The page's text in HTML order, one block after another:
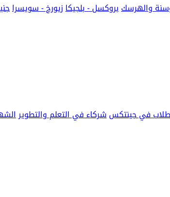
والهرسكبروكسل - بلجيكازيورخ - سويسرا
في جينتكسشركاء في التعلم والتطوير